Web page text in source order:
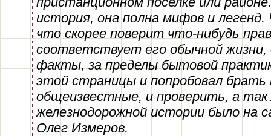
история, она полна мифов и
что скорее поверит что-нибудь
соответствует его обычной жизни,
факты, за пределы бытовой
этой страницы и попробовал брать
общеизвестные, и проверить, а так
железнодорожной истории было на
Олег Измеров.